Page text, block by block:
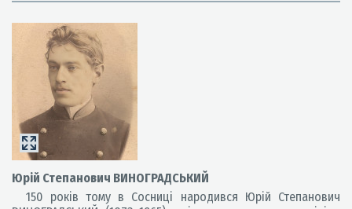
Юрій Степанович ВИНОГРАДСЬКИЙ
150 років тому в Сосниці народився Юрій Степанович